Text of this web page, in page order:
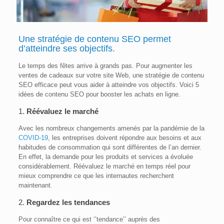
Une stratégie decontenu SEO permet
d’atteindre ses objectifs.
Le temps des fêtes arrive à grands pas. Pour augmenter les
ventes de cadeaux sur votre site Web, une stratégie de contenu
SEO efficace peut vous aider à atteindre vos objectifs. Voici 5
idées de contenu SEO pour booster les achats en ligne.
1. Réévaluez le marché
Avec les nombreux changements amenés par la pandémie de la
COVID-19, les entreprises doivent répondre aux besoins et aux
habitudes de consommation qui sont différentes de l’an dernier.
En effet, la demande pour les produits et services a évoluée
considérablement. Réévaluez le marché en temps réel pour
mieux comprendre ce que les internautes recherchent
maintenant.
2. Regardez les tendances
Pour connaître ce qui est ‘’tendance’’ auprès des